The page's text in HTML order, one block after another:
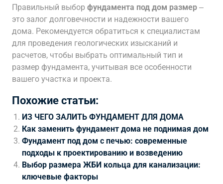
Правильный выбор фундамента под дом размер ‒
это залог долговечности и надежности вашего
дома. Рекомендуется обратиться к специалистам
для проведения геологических изысканий и
расчетов, чтобы выбрать оптимальный тип и
размер фундамента, учитывая все особенности
вашего участка и проекта.
Похожие статьи:
ИЗ ЧЕГО ЗАЛИТЬ ФУНДАМЕНТ ДЛЯ ДОМА
Как заменить фундамент дома не поднимая дом
Фундамент под дом с печью: современные
подходы к проектированию и возведению
Выбор размера ЖБИ кольца для канализации:
ключевые факторы